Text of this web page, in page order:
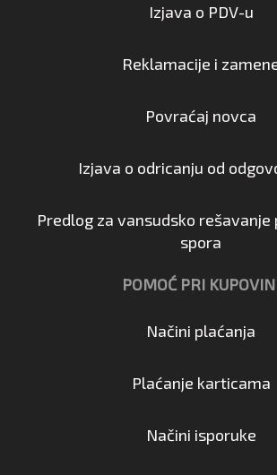
Izjava o PDV-u
Reklamacije i
Povraćaj novca
Izjava o odricanju od
Predlog za vansudsko
spora
POMOĆ PRI
Načini plaćanja
Plaćanje karticama
Načini isporuke